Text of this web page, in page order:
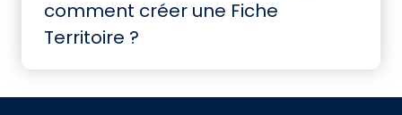
comment créer une Fiche
Territoire ?